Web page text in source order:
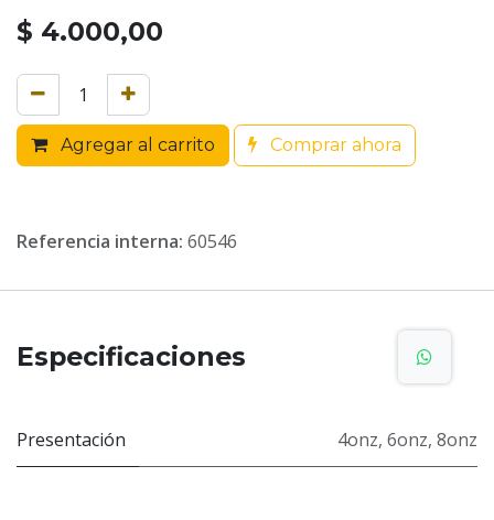
$ 4.000,00
Agregar al carrito Comprar ahora
Referencia interna: 60546
Especificaciones
Presentación 4onz, 6onz, 8onz